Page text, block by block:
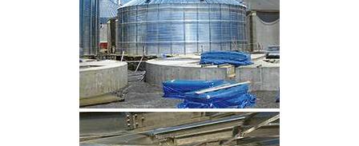
CLIQUEZ POUR AGRANDIR